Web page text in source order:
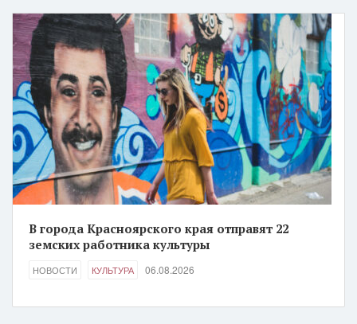
В города Красноярского края отправят 22
земских работника культуры
НОВОСТИ КУЛЬТУРА 06.08.2026